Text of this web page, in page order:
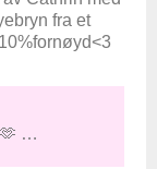
fra et
Tusen takk for fin tilbakemelding Tina🫶 …